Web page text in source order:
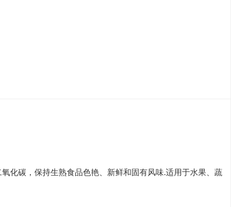
化碳，保持生熟食品色艳、新鲜和固有风味.适用于水果、蔬